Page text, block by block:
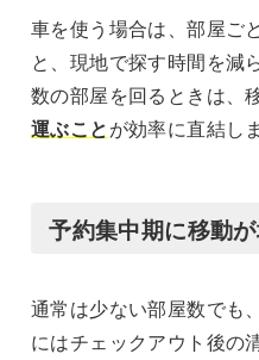
車を使う場合は、部屋ご
と、現地で探す時間を減
数の部屋を回るときは、
運ぶことが効率に直結し
予約集中期に移動
通常は少ない部屋数でも
にはチェックアウト後の